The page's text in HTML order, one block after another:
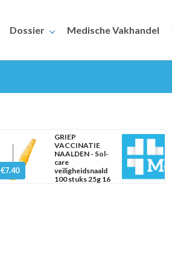
Dossier Medische Vakhandel
€7.40
GRIEP
VACCINATIE
NAALDEN - Sol-
care
veiligheidsnaald
100 stuks 25g 16